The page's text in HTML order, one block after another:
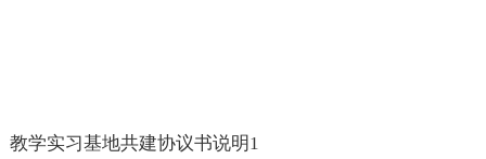
教学实习基地共建协议书说明1